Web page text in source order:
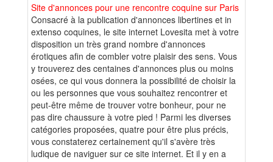
Site d'annonces pour une rencontre coquine sur Paris
Consacré à la publication d'annonces libertines et in
extenso coquines, le site internet Lovesita met à votre
disposition un très grand nombre d'annonces
érotiques afin de combler votre plaisir des sens. Vous
y trouverez des centaines d'annonces plus ou moins
osées, ce qui vous donnera la possibilité de choisir la
ou les personnes que vous souhaitez rencontrer et
peut-être même de trouver votre bonheur, pour ne
pas dire chaussure à votre pied ! Parmi les diverses
catégories proposées, quatre pour être plus précis,
vous constaterez certainement qu'il s'avère très
ludique de naviguer sur ce site internet. Et il y en a